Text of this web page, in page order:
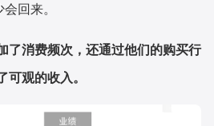
回来。
了消费频次，还通过他们的购买行
观的收入。